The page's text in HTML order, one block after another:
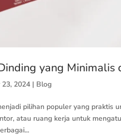
yang Minimalis
23, 2024 | Blog
pilihan populer yang praktis
atau ruang kerja untuk